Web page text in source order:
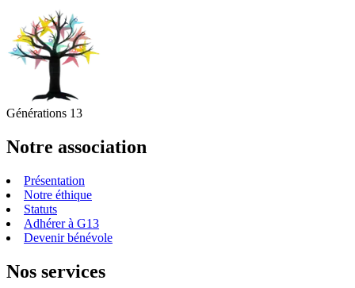
Générations 13
Notre association
Présentation
Notre éthique
Statuts
Adhérer à G13
Devenir bénévole
Nos services